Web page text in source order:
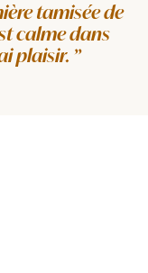
tamisée de
calme dans
plaisir.